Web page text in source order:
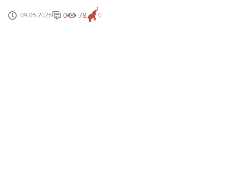
09.05.2026 0
0 78